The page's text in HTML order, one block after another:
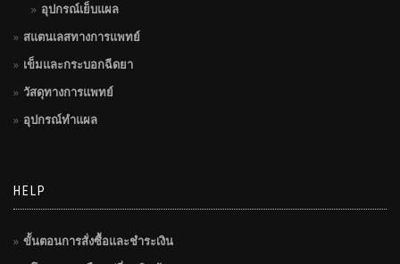
อุปกรณ์เย็บแผล
สแตนเลสทางการแพทย์
เข็มและกระบอกฉีดยา
วัสดุทางการแพทย์
อุปกรณ์ทำแผล
HELP
ขั้นตอนการสั่งซื้อและชำระเงิน